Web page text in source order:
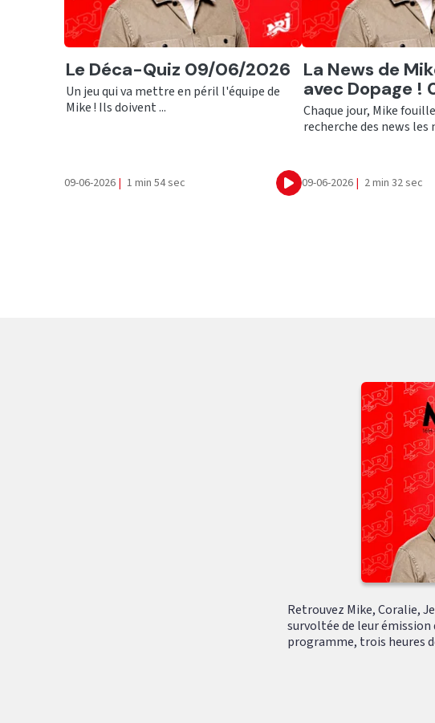
Ecouter
Le Déca-Quiz 09/06/2026
Un jeu qui va mettre en péril l'équipe de
Mike ! Ils doivent ...
09-06-2026 | 1 min 54 sec Ecouter
Ecouter
La News de
avec Dopage
Chaque jour, Mike
recherche des news les
09-06-2026 | 2 min 32 sec
Retrouvez Mike, Coralie,
survoltée de leur émission
programme, trois heures